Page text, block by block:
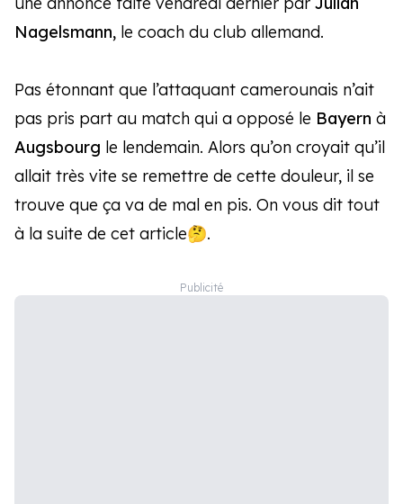
Nagelsmann, le coach du club allemand.
Pas étonnant que l’attaquant camerounais n’ait
pas pris part au match qui a opposé le Bayern à
Augsbourg le lendemain. Alors qu’on croyait qu’il
allait très vite se remettre de cette douleur, il se
trouve que ça va de mal en pis. On vous dit tout
à la suite de cet article🤔.